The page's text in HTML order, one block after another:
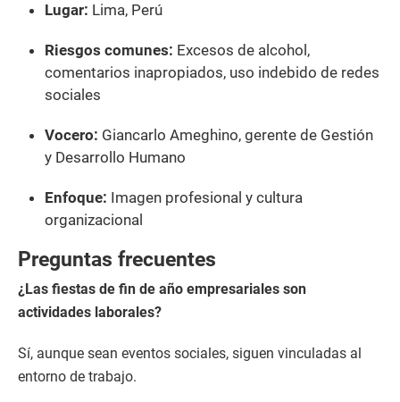
Lugar: Lima, Perú
Riesgos comunes: Excesos de alcohol,
comentarios inapropiados, uso indebido de redes
sociales
Vocero: Giancarlo Ameghino, gerente de Gestión
y Desarrollo Humano
Enfoque: Imagen profesional y cultura
organizacional
Preguntas frecuentes
¿Las fiestas de fin de año empresariales son
actividades laborales?
Sí, aunque sean eventos sociales, siguen vinculadas al
entorno de trabajo.